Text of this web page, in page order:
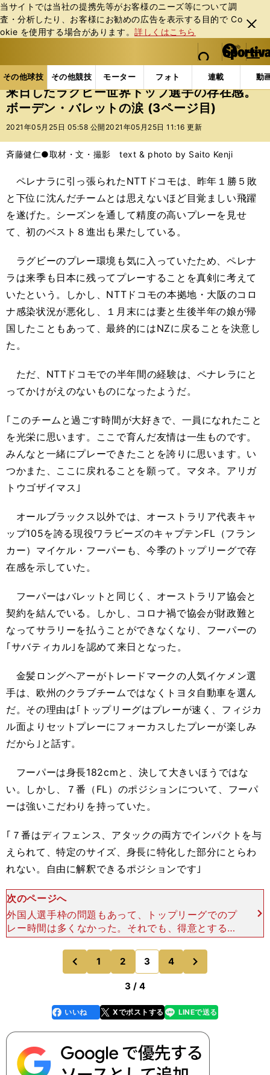
当サイトでは当社の提携先等がお客様のニーズ等について調
査・分析したり、お客様にお勧めの広告を表⽰する⽬的で Co
okie を使⽤する場合があります。詳しくはこちら
閉じ
る
web Sportiva (webスポルティーバ)
検索
マイペ
ー
ジ
メニュ
その他球技 その他競技 モーター フォト 連載 動
ス
ポ
ル
バ
その他球技の記事一覧 ラグビー 来日したラグビー
来日したラグビー世界トップ選手の存在感。
ボーデン・バレットの涙 (3ページ目)
2021年05月25日 05:58 公開 2021年05月25日 11:16 更新
斉藤健仁●取材・文・撮影 text & photo by Saito Kenji
ペレナラに引っ張られたNTTドコモは、昨年１勝５敗
と下位に沈んだチームとは思えないほど目覚ましい飛躍
を遂げた。シーズンを通して精度の高いプレーを見せ
て、初のベスト８進出も果たしている。
ラグビーのプレー環境も気に入っていたため、ペレナ
ラは来季も日本に残ってプレーすることを真剣に考えて
いたという。しかし、NTTドコモの本拠地・大阪のコロ
ナ感染状況が悪化し、１月末には妻と生後半年の娘が帰
国したこともあって、最終的にはNZに戻ることを決意し
た。
ただ、NTTドコモでの半年間の経験は、ペナレラにと
ってかけがえのないものになったようだ。
｢このチームと過ごす時間が大好きで、一員になれたこと
を光栄に思います。ここで育んだ友情は一生ものです。
みんなと一緒にプレーできたことを誇りに思います。い
つかまた、ここに戻れることを願って。マタネ。アリガ
トウゴザイマス｣
オールブラックス以外では、オーストラリア代表キャ
ップ105を誇る現役ワラビーズのキャプテンFL（フラン
カー）マイケル・フーパーも、今季のトップリーグで存
在感を示していた。
フーパーはバレットと同じく、オーストラリア協会と
契約を結んでいる。しかし、コロナ禍で協会が財政難と
なってサラリーを払うことができなくなり、フーパーの
｢サバティカル｣を認めて来日となった。
金髪ロングヘアーがトレードマークの人気イケメン選
手は、欧州のクラブチームではなくトヨタ自動車を選ん
だ。その理由は｢トップリーグはプレーが速く、フィジカ
ル面よりセットプレーにフォーカスしたプレーが楽しみ
だから｣と話す。
フーパーは身長182cmと、決して大きいほうではな
い。しかし、７番（FL）のポジションについて、フーパ
ーは強いこだわりを持っていた。
｢７番はディフェンス、アタックの両方でインパクトを与
えられて、特定のサイズ、身長に特化した部分にとらわ
れない。自由に解釈できるポジションです｣
次のページへ
外国人選手枠の問題もあって、トップリーグでのプ
レー時間は多くなかった。それでも、得意とするタ
ックルやジャッカル、さらにはアタックで鋭いラン
を見せて会場を沸かせてくれた。今後はオーストラ
リアに戻ってプレ
前
のページへ
1 2 3 4
のページへ
3 / 4
faceboo
k
いいね Xでポストする
line LINEで送る